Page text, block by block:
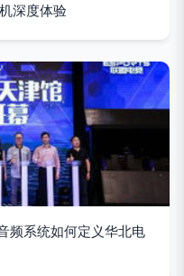
深度体验
频系统如何定义华北电